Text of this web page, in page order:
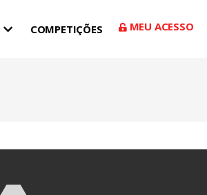
COMPETIÇÕES MEU ACESSO